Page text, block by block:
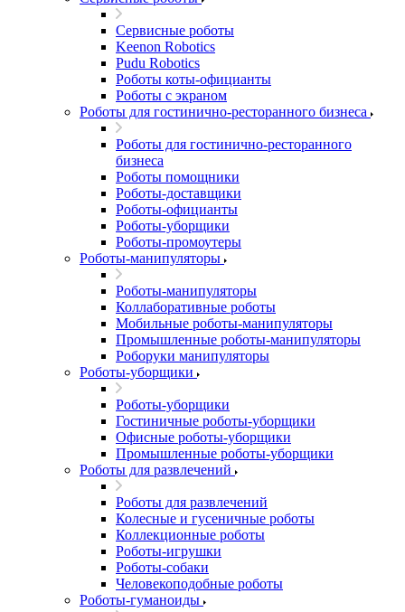
Сервисные роботы
Keenon Robotics
Pudu Robotics
Роботы коты-официанты
Роботы с экраном
Роботы для гостинично-ресторанного бизнеса
Роботы для гостинично-ресторанного
бизнеса
Роботы помощники
Роботы-доставщики
Роботы-официанты
Роботы-уборщики
Роботы-промоутеры
Роботы-манипуляторы
Роботы-манипуляторы
Коллаборативные роботы
Мобильные роботы-манипуляторы
Промышленные роботы-манипуляторы
Роборуки манипуляторы
Роботы-уборщики
Роботы-уборщики
Гостиничные роботы-уборщики
Офисные роботы-уборщики
Промышленные роботы-уборщики
Роботы для развлечений
Роботы для развлечений
Колесные и гусеничные роботы
Коллекционные роботы
Роботы-игрушки
Роботы-собаки
Человекоподобные роботы
Роботы-гуманоиды